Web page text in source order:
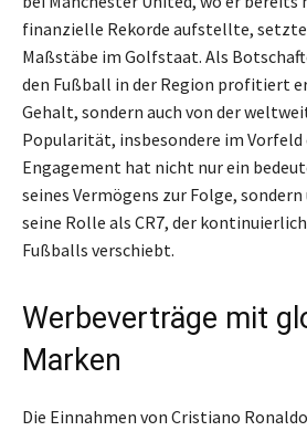
finanzielle Rekorde aufstellte, setzte
Maßstäbe im Golfstaat. Als
den Fußball in der Region profitiert
Gehalt, sondern auch von der
Popularität, insbesondere im Vorfeld
Engagement hat nicht nur ein
seines Vermögens zur Folge,
seine Rolle als CR7, der
Fußballs verschiebt.
Werbeverträge mit
Marken
Die Einnahmen von Cristiano